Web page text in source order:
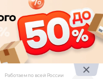
Работаем по всей России